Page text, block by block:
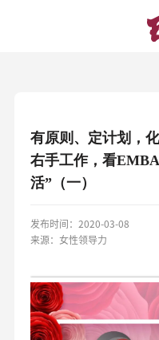
有原则、定计划，
右手工作，看
活”（一）
发布时间：2020-03-08
来源：女性领导力